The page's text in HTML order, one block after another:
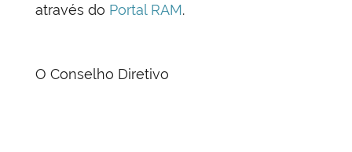
através do Portal RAM.
O Conselho Diretivo